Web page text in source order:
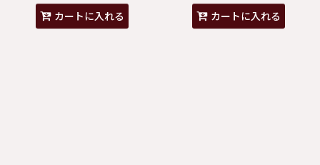
カートに入れる カートに入れる